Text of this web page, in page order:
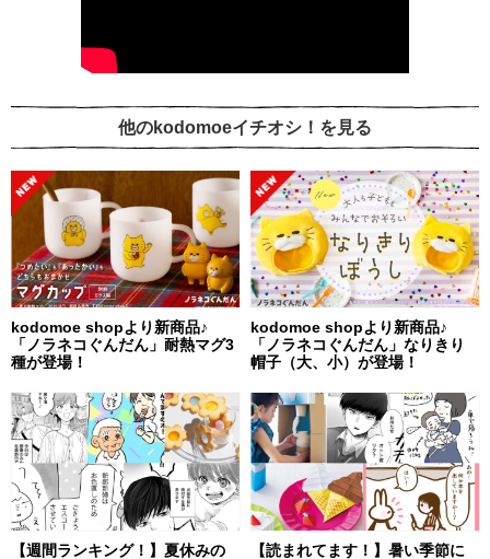
他のkodomoeイチオシ！を見る
kodomoe shopより新商品♪
「ノラネコぐんだん」耐熱マグ3
種が登場！
kodomoe shopより新商品♪
「ノラネコぐんだん」なりきり
帽子（大、小）が登場！
【週間ランキング！】夏休みの
【読まれてます！】暑い季節に